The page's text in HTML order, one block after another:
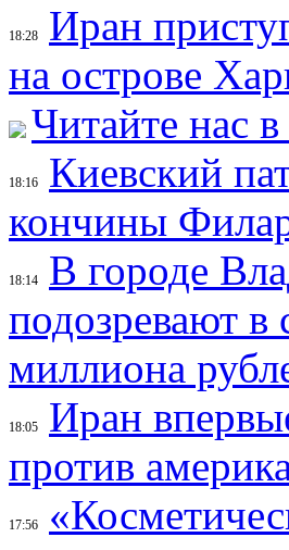
18:28
Иран
на острове
Читайте нас
18:16
Киевский
кончины
18:14
В городе
подозревают
миллиона
18:05
Иран
против
17:56